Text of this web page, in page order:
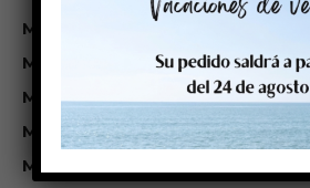
M Res.Sol
M Res.Gasolina
M Res.Tempt.
M Res.Intemperie
M C.R.Cera Eco